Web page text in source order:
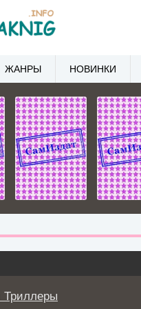
Триллеры
ЖАНРЫ НОВИНКИ